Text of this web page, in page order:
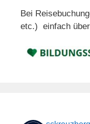
Bei
etc.) einfach